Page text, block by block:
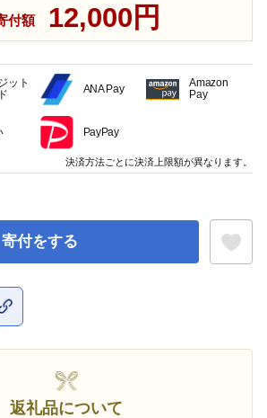
付額 12,000円
寄付をする
返礼品について
ット
ANA Pay
Amazon
Pay
PayPay
決済方法ごとに決済上限額が異なります。